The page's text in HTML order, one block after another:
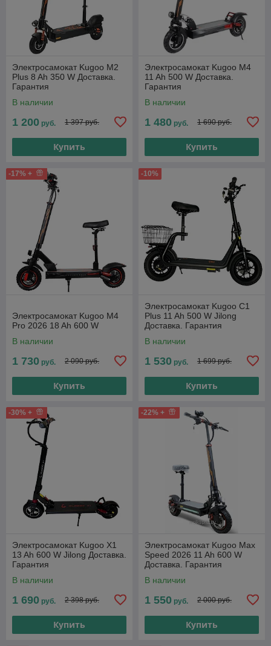
Электросамокат Kugoo М2
Plus 8 Ah 350 W Доставка.
Гарантия
В наличии
1 200 руб. 1 397 руб.
Купить
Электросамокат Kugoo M4
11 Ah 500 W Доставка.
Гарантия
В наличии
1 480 руб. 1 690 руб.
Купить
-17% +
Электросамокат Kugoo M4
Pro 2026 18 Ah 600 W
В наличии
1 730 руб. 2 090 руб.
Купить
-10%
Электросамокат Kugoo C1
Plus 11 Ah 500 W Jilong
Доставка. Гарантия
В наличии
1 530 руб. 1 699 руб.
Купить
-30% +
Электросамокат Kugoo X1
13 Ah 600 W Jilong Доставка.
Гарантия
В наличии
1 690 руб. 2 398 руб.
Купить
-22% +
Электросамокат Kugoo Max
Speed 2026 11 Ah 600 W
Доставка. Гарантия
В наличии
1 550 руб. 2 000 руб.
Купить